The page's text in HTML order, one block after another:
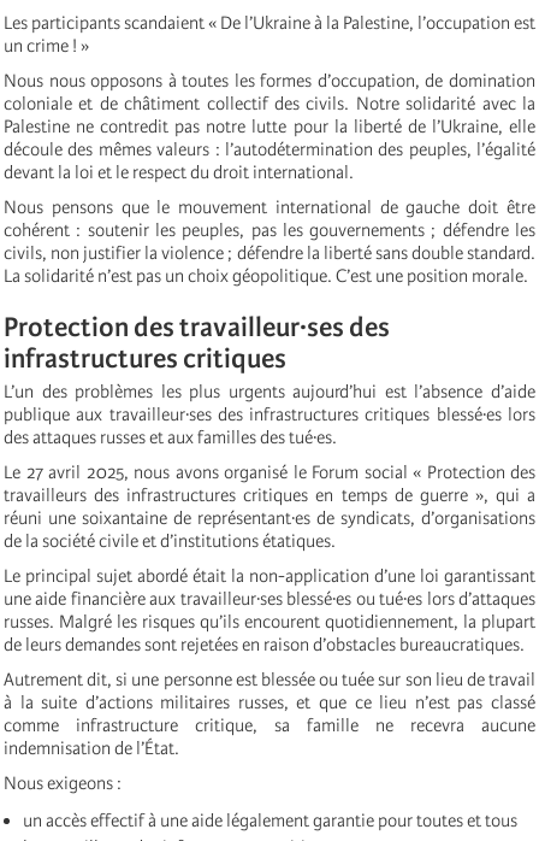
Les participants scandaient « De l’Ukraine à la Palestine, l’occupation est
un crime ! »
Nous nous opposons à toutes les formes d’occupation, de domination
coloniale et de châtiment collectif des civils. Notre solidarité avec la
Palestine ne contredit pas notre lutte pour la liberté de l’Ukraine, elle
découle des mêmes valeurs : l’autodétermination des peuples, l’égalité
devant la loi et le respect du droit international.
Nous pensons que le mouvement international de gauche doit être
cohérent : soutenir les peuples, pas les gouvernements ; défendre les
civils, non justifier la violence ; défendre la liberté sans double standard.
La solidarité n’est pas un choix géopolitique. C’est une position morale.
Protection des travailleur·ses des
infrastructures critiques
L’un des problèmes les plus urgents aujourd’hui est l’absence d’aide
publique aux travailleur·ses des infrastructures critiques blessé·es lors
des attaques russes et aux familles des tué·es.
Le 27 avril 2025, nous avons organisé le Forum social « Protection des
travailleurs des infrastructures critiques en temps de guerre », qui a
réuni une soixantaine de représentant·es de syndicats, d’organisations
de la société civile et d’institutions étatiques.
Le principal sujet abordé était la non-application d’une loi garantissant
une aide financière aux travailleur·ses blessé·es ou tué·es lors d’attaques
russes. Malgré les risques qu’ils encourent quotidiennement, la plupart
de leurs demandes sont rejetées en raison d’obstacles bureaucratiques.
Autrement dit, si une personne est blessée ou tuée sur son lieu de travail
à la suite d’actions militaires russes, et que ce lieu n’est pas classé
comme infrastructure critique, sa famille ne recevra aucune
indemnisation de l’État.
Nous exigeons :
un accès effectif à une aide légalement garantie pour toutes et tous